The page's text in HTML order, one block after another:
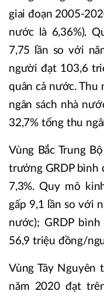
giai đoạn 2005-
nước là 6,36%).
7,75 lần so với
người đạt 103,6
quân cả nước. Thu
ngân sách nhà
32,7% tổng thu
Vùng Bắc Trung
trưởng GRDP bình
7,3%. Quy mô
gấp 9,1 lần so với
nước); GRDP
56,9 triệu đồng/
Vùng Tây Nguyên
năm 2020 đạt